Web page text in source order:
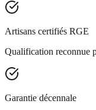
Artisans certifiés RGE
Qualification reconnue
Garantie décennale